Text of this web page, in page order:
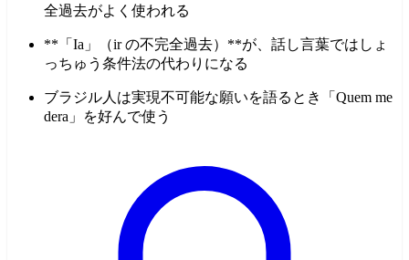
全過去がよく使われる
**「Ia」（ir の不完全過去）**が、話し言葉ではしょ
っちゅう条件法の代わりになる
ブラジル人は実現不可能な願いを語るとき「Quem me
dera」を好んで使う